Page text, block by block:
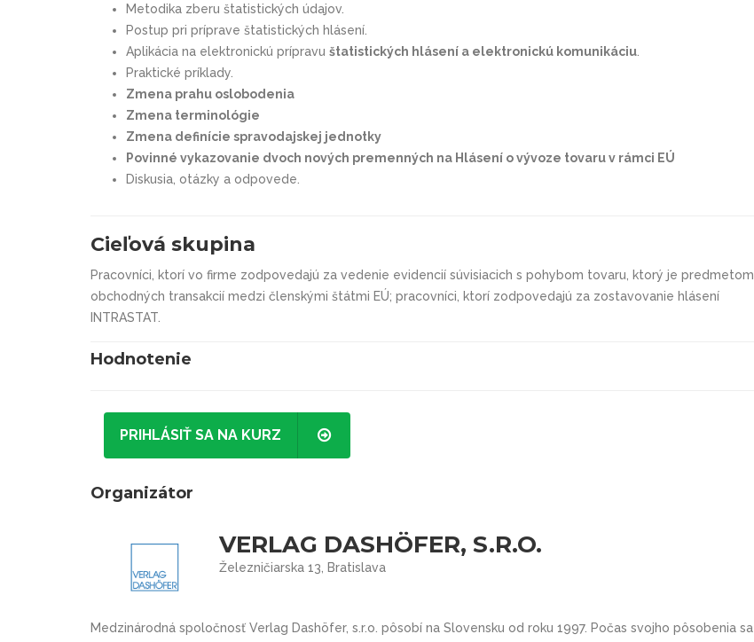
Metodika zberu štatistických údajov.
Postup pri príprave štatistických hlásení.
Aplikácia na elektronickú prípravu štatistických hlásení a elektronickú komunikáciu
Praktické príklady.
Zmena prahu oslobodenia
Zmena terminológie
Zmena definície spravodajskej jednotky
Povinné vykazovanie dvoch nových premenných na Hlásení o vývoze tovaru v rámci EÚ
Diskusia, otázky a odpovede.
Cieľová skupina
Pracovníci, ktorí vo firme zodpovedajú za vedenie evidencií súvisiacich s pohybom tovaru, ktorý je predmetom
obchodných transakcií medzi členskými štátmi EÚ; pracovníci, ktorí zodpovedajú za zostavovanie hlásení
INTRASTAT.
Hodnotenie
PRIHLÁSIŤ SA NA KURZ
Organizátor
VERLAG DASHÖFER, S.R.O.
Železničiarska 13, Bratislava
Medzinárodná spoločnosť Verlag Dashöfer, s.r.o. pôsobí na Slovensku od roku 1997. Počas svojho pôsobenia sa